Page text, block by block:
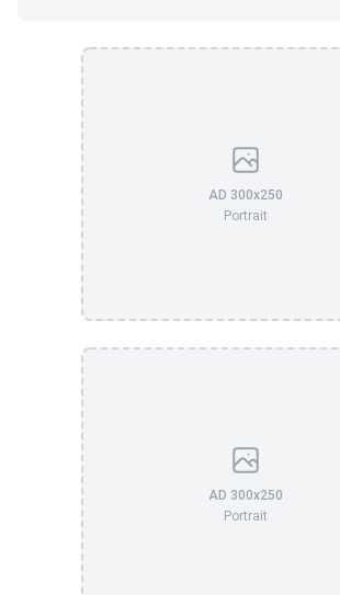
AD 300x250
Portrait
AD 300x250
Portrait